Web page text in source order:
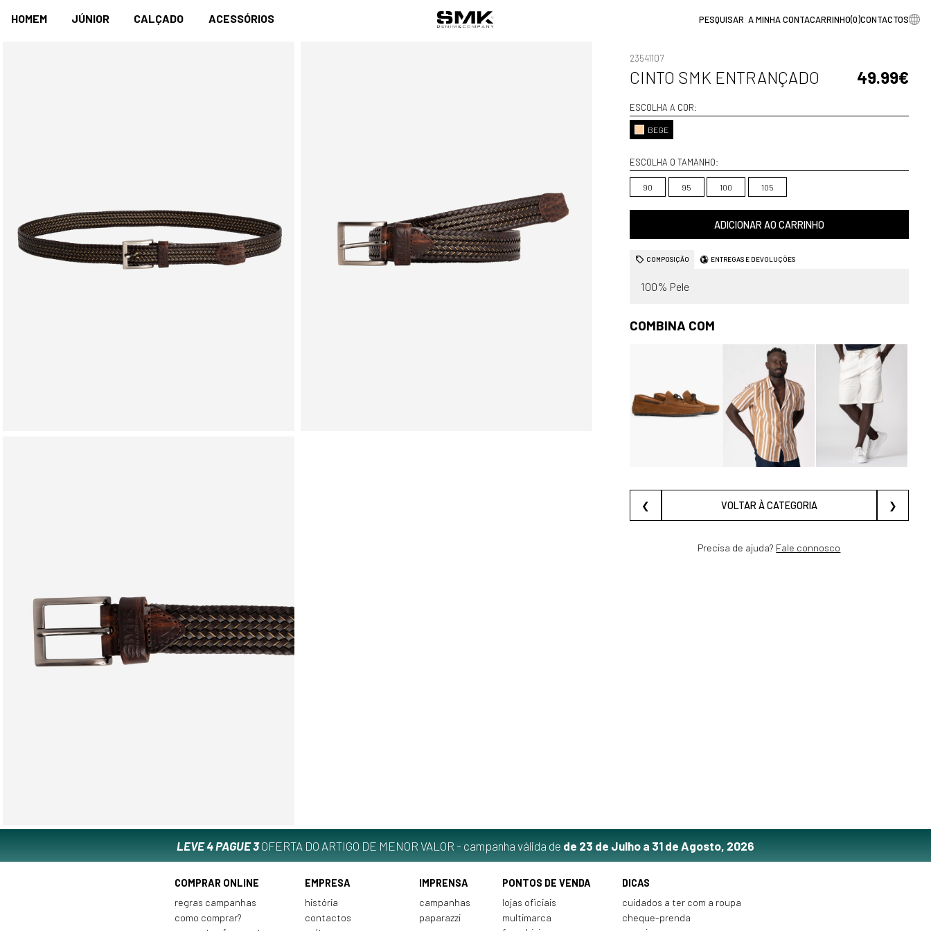
HOMEM JÚNIOR CALÇADO ACESSÓRIOS A MINHA CONTACARRINHO(0)CONTACTOS
23541107
CINTO SMK ENTRANÇADO 49.99€
ESCOLHA A COR:
BEGE
ESCOLHA O TAMANHO:
90 95 100 105
ADICIONAR AO CARRINHO
COMPOSIÇÃO ENTREGAS E DEVOLUÇÕES
100% Pele
COMBINA COM
❮ VOLTAR À CATEGORIA ❯
Precisa de ajuda? Fale connosco
LEVE 4 PAGUE 3OFERTA DO ARTIGO DE MENOR VALOR - campanha válida de de 23 de Julho a 31 de Agosto, 2026
COMPRAR ONLINE
regras campanhas
como comprar?
EMPRESA
história
contactos
IMPRENSA
campanhas
paparazzi
PONTOS DE VENDA
lojas oficiais
multimarca
DICAS
cuidados a ter com a roupa
cheque-prenda